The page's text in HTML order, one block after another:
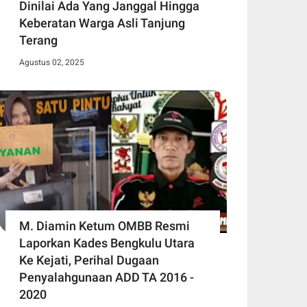
Dinilai Ada Yang Janggal Hingga
Keberatan Warga Asli Tanjung
Terang
Agustus 02, 2025
M. Diamin Ketum OMBB Resmi
Laporkan Kades Bengkulu Utara
Ke Kejati, Perihal Dugaan
Penyalahgunaan ADD TA 2016 -
2020